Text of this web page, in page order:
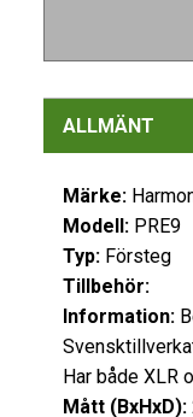
ALLMÄNT
Märke:
Modell: PRE9
Typ: Försteg
Tillbehör:
Information:
Har både XLR
Mått (BxHxD):